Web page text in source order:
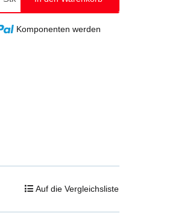
Komponenten werden
Auf die Vergleichsliste